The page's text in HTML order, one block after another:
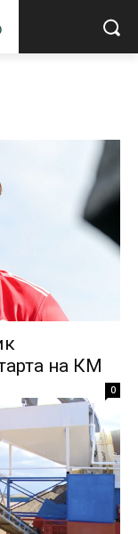
на КМ
0